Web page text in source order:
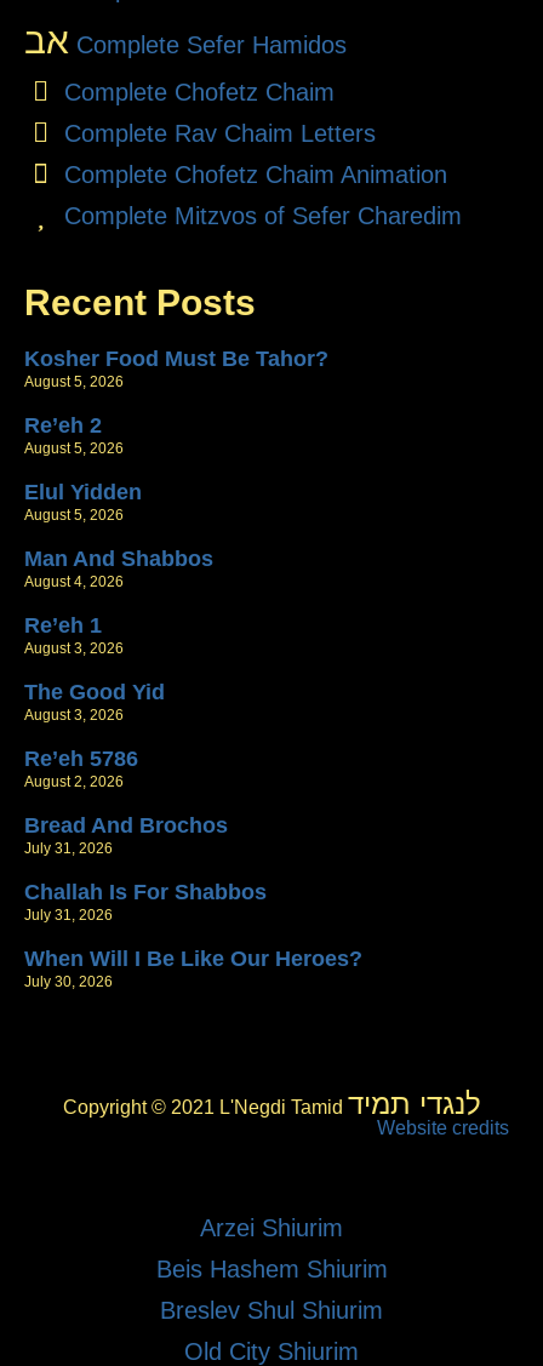
אב Complete Sefer Hamidos
Complete Chofetz Chaim
Complete Rav Chaim Letters
Complete Chofetz Chaim Animation
Complete Mitzvos of Sefer Charedim
Recent Posts
Kosher Food Must Be Tahor?
August 5, 2026
Re’eh 2
August 5, 2026
Elul Yidden
August 5, 2026
Man And Shabbos
August 4, 2026
Re’eh 1
August 3, 2026
The Good Yid
August 3, 2026
Re’eh 5786
August 2, 2026
Bread And Brochos
July 31, 2026
Challah Is For Shabbos
July 31, 2026
When Will I Be Like Our Heroes?
July 30, 2026
Copyright © 2021 L'Negdi Tamid לנגדי תמיד
Website credits
Arzei Shiurim
Beis Hashem Shiurim
Breslev Shul Shiurim
Old City Shiurim